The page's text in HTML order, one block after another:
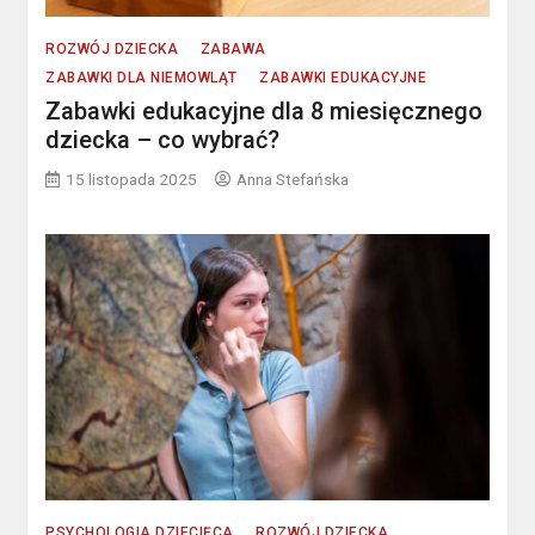
ROZWÓJ DZIECKA
ZABAWA
ZABAWKI DLA NIEMOWLĄT
ZABAWKI EDUKACYJNE
Zabawki edukacyjne dla 8 miesięcznego
dziecka – co wybrać?
15 listopada 2025 Anna Stefańska